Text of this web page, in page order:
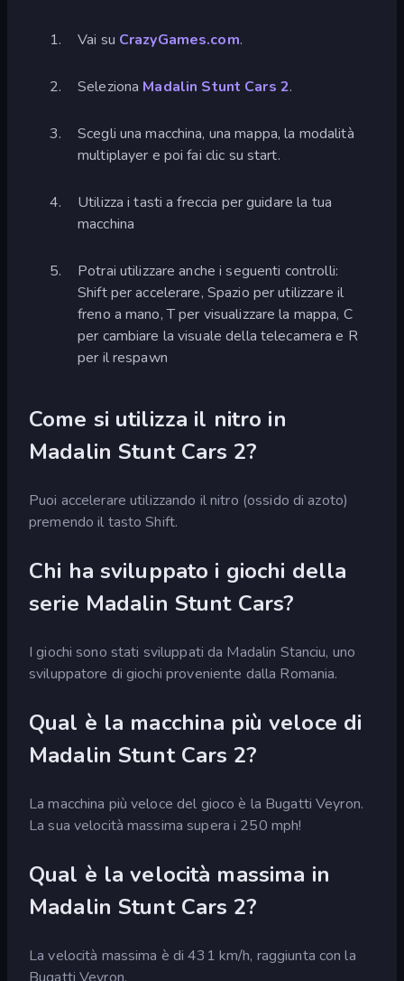
Vai su CrazyGames.com.
Seleziona Madalin Stunt Cars 2.
Scegli una macchina, una mappa, la modalità
multiplayer e poi fai clic su start.
Utilizza i tasti a freccia per guidare la tua
macchina
Potrai utilizzare anche i seguenti controlli:
Shift per accelerare, Spazio per utilizzare il
freno a mano, T per visualizzare la mappa, C
per cambiare la visuale della telecamera e R
per il respawn
Come si utilizza il nitro in
Madalin Stunt Cars 2?
Puoi accelerare utilizzando il nitro (ossido di azoto)
premendo il tasto Shift.
Chi ha sviluppato i giochi della
serie Madalin Stunt Cars?
I giochi sono stati sviluppati da Madalin Stanciu, uno
sviluppatore di giochi proveniente dalla Romania.
Qual è la macchina più veloce di
Madalin Stunt Cars 2?
La macchina più veloce del gioco è la Bugatti Veyron.
La sua velocità massima supera i 250 mph!
Qual è la velocità massima in
Madalin Stunt Cars 2?
La velocità massima è di 431 km/h, raggiunta con la